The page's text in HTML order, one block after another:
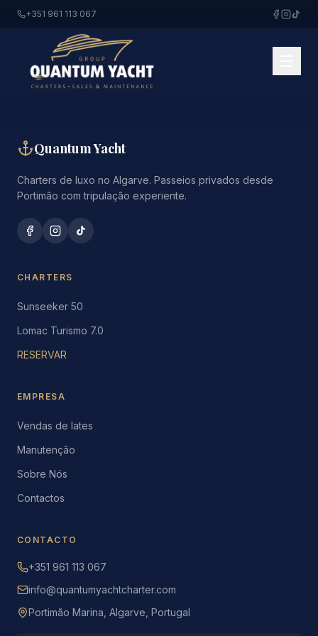
+351 961 113 067
Quantum Yacht
Charters de luxo no Algarve. Passeios privados desde
Portimão com tripulação experiente.
CHARTERS
Sunseeker 50
Lomac Turismo 7.0
RESERVAR
EMPRESA
Vendas de Iates
Manutenção
Sobre Nós
Contactos
CONTACTO
+351 961 113 067
info@quantumyachtcharter.com
Portimão Marina, Algarve, Portugal